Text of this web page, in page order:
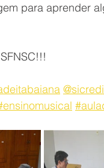
para aprender